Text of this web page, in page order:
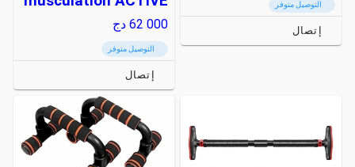
التوصيل متوفر
إتصال 62 000 دج
التوصيل متوفر
إتصال